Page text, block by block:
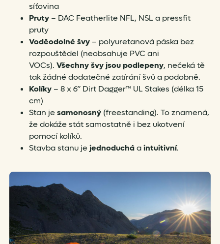
síťovina
Pruty– DAC Featherlite NFL, NSL a pressfit
pruty
Voděodolné švy– polyuretanová páska bez
rozpouštědel (neobsahuje PVC ani
VOCs). Všechny švy jsou podlepeny, nečeká tě
tak žádné dodatečné zatírání švů a podobně.
Kolíky– 8 x 6” Dirt Dagger™ UL Stakes (délka 15
cm)
Stan jesamonosný(freestanding). To znamená,
že dokáže stát samostatně i bez ukotvení
pomocí kolíků.
Stavba stanu jejednoducháaintuitivní.